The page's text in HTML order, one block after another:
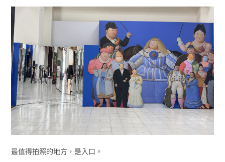
最值得拍照的地方，是入口。